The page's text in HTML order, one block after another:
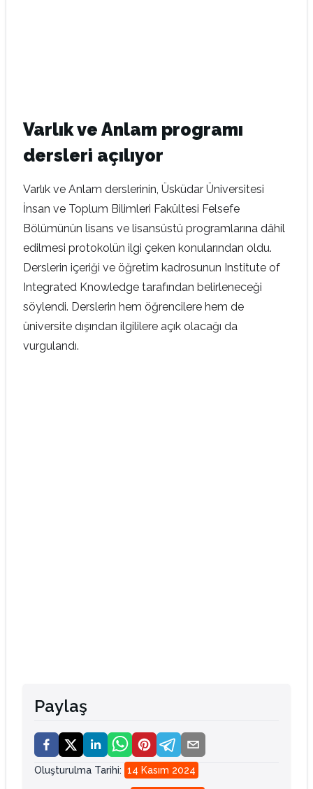
Varlık ve Anlam programı
dersleri açılıyor
Varlık ve Anlam derslerinin, Üsküdar Üniversitesi
İnsan ve Toplum Bilimleri Fakültesi Felsefe
Bölümünün lisans ve lisansüstü programlarına dâhil
edilmesi protokolün ilgi çeken konularından oldu.
Derslerin içeriği ve öğretim kadrosunun Institute of
Integrated Knowledge tarafından belirleneceği
söylendi. Derslerin hem öğrencilere hem de
üniversite dışından ilgililere açık olacağı da
vurgulandı.
Paylaş
Oluşturulma Tarihi: 14 Kasım 2024